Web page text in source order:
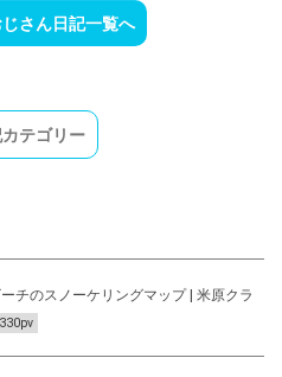
さん日記一覧へ
テゴリー
チのスノーケリングマップ | 米原クラ